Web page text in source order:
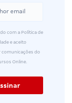
com a Política de
e aceito
comunicações do
Online.